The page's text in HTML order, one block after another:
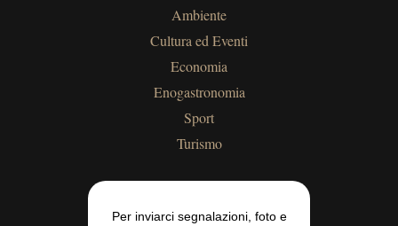
Ambiente
Cultura ed Eventi
Economia
Enogastronomia
Sport
Turismo
Per inviarci segnalazioni, foto e